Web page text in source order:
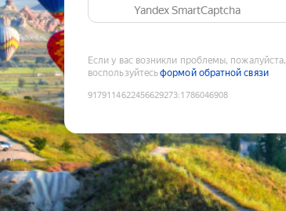
Yandex SmartCaptcha
Если у вас возникли проблемы, пожалуйста,
воспользуйтесьформой обратной связи
9179114622456629273:1786046908